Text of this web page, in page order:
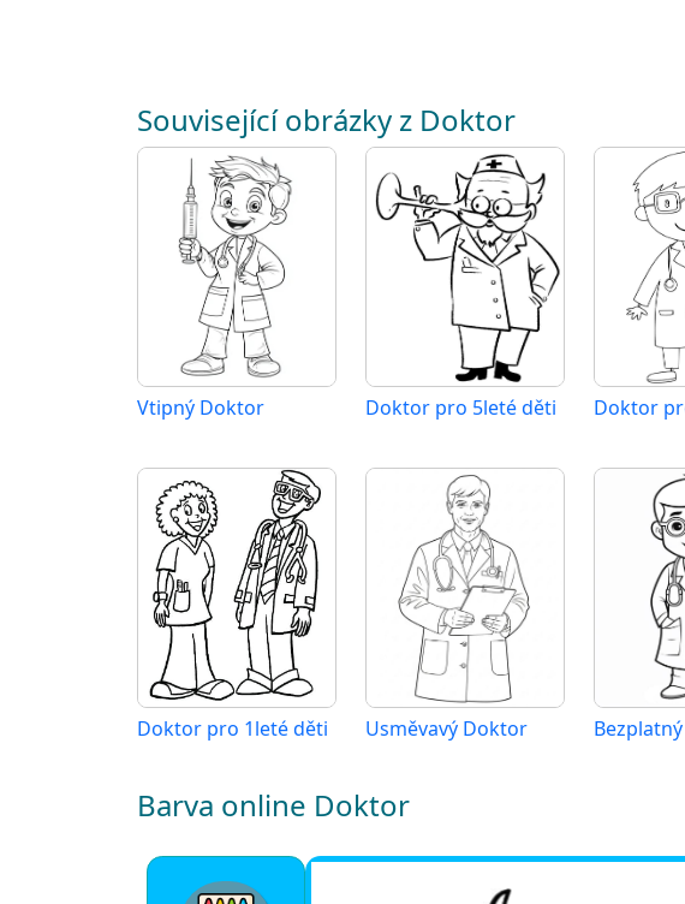
Související obrázky z Doktor
Vtipný Doktor Doktor pro 5leté děti Doktor
Doktor pro 1leté děti Usměvavý Doktor
Barva online Doktor